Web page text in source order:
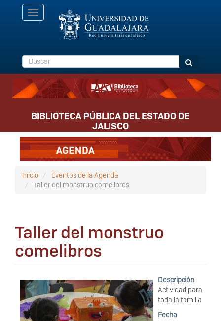
Toggle
navigation
Buscar Buscar
BIBLIOTECA PÚBLICA DEL ESTADO DE
JALISCO
Inicio
Eventos de la Agenda
Taller del monstruo comelibros
Taller del monstruo
comelibros
Descripción
Actividad para
toda la familia
Fecha